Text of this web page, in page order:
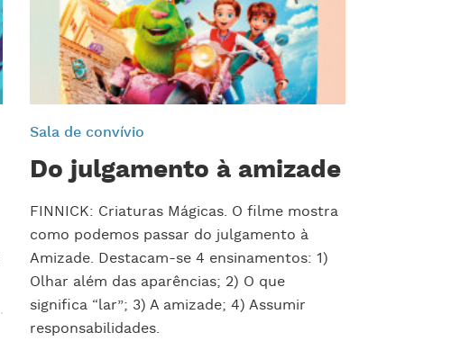
Sala de convívio
Do julgamento à amizade
FINNICK: Criaturas Mágicas. O filme mostra
como podemos passar do julgamento à
Amizade. Destacam-se 4 ensinamentos: 1)
Olhar além das aparências; 2) O que
significa “lar”; 3) A amizade; 4) Assumir
responsabilidades.